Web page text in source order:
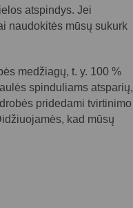
Drobės krašteliai:
atspindys. Jei
naudokitės mūsų sukurk
medžiagų, t. y. 100 %
spinduliams atsparių,
pridedami tvirtinimo
kad mūsų